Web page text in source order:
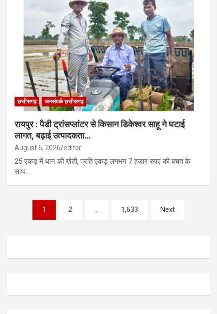
छत्तीसगढ़ जनसंपर्क छत्तीसगढ़
रायपुर : पैडी ट्रांसप्लांटर से किसान डिकेश्वर साहू ने घटाई
लागत, बढ़ाई उत्पादकता…
August 6, 2026 editor
25 एकड़ में धान की खेती, प्रति एकड़ लगभग 7 हजार रुपए की बचत के
साथ…
pagination
1 2 … 1,633 Next